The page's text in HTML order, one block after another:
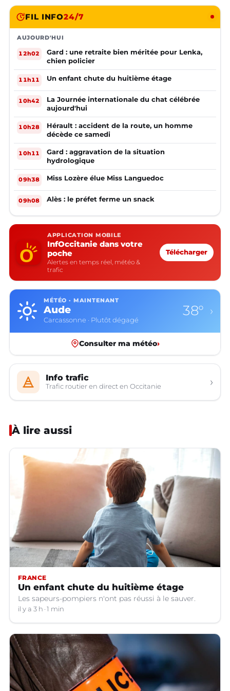
FIL INFO24/7
AUJOURD'HUI
12h02
Gard : une retraite bien méritée pour Lenka,
chien policier
11h11 Un enfant chute du huitième étage
10h42
La Journée internationale du chat célébrée
aujourd'hui
10h28
Hérault : accident de la route, un homme
décède ce samedi
10h11
Gard : aggravation de la situation
hydrologique
09h38 Miss Lozère élue Miss Languedoc
09h08 Alès : le préfet ferme un snack
APPLICATION MOBILE
InfOccitanie dans votre
poche
Alertes en temps réel, météo &
trafic
Télécharger
MÉTÉO · MAINTENANT
Aude
Carcassonne · Plutôt dégagé
38° ›
Consulter ma météo›
Info trafic
Trafic routier en direct en Occitanie ›
À lire aussi
FRANCE
Un enfant chute du huitième étage
Les sapeurs-pompiers n'ont pas réussi à le sauver.
il y a 3 h 1 min